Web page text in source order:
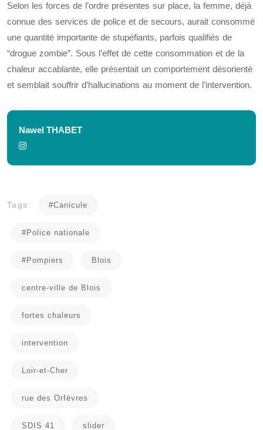
Selon les forces de l’ordre présentes sur place, la femme, déjà
connue des services de police et de secours, aurait consommé
une quantité importante de stupéfiants, parfois qualifiés de
“drogue zombie”. Sous l’effet de cette consommation et de la
chaleur accablante, elle présentait un comportement désorienté
et semblait souffrir d’hallucinations au moment de l’intervention.
Nawel THABET
Tags: #Canicule
#Police nationale
#Pompiers Blois
centre-ville de Blois
fortes chaleurs
intervention
Loir-et-Cher
rue des Orfèvres
SDIS 41 slider